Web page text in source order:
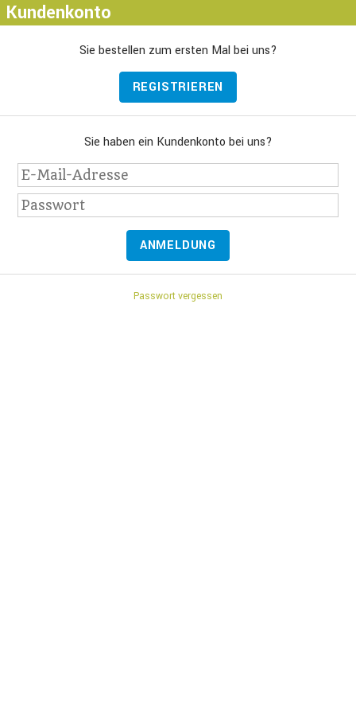
Kundenkonto
Sie bestellen zum ersten Mal bei uns?
REGISTRIEREN
Sie haben ein Kundenkonto bei uns?
ANMELDUNG
Passwort vergessen